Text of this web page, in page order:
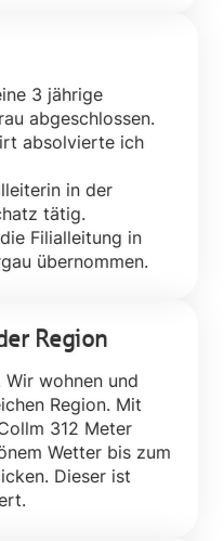
3 jährige
abgeschlossen.
absolvierte ich
in der
tätig.
Filialleitung in
Region
wohnen und
Region. Mit
312 Meter
Wetter bis zum
Dieser ist